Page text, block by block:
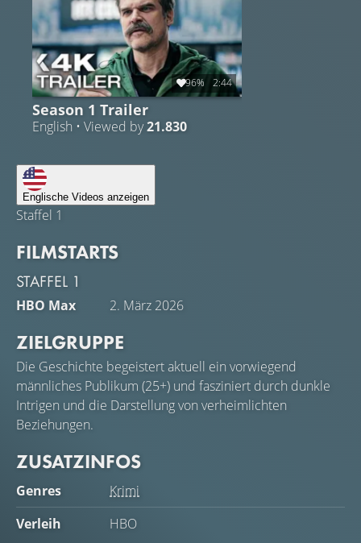
96% 2:44
Season 1 Trailer
English • Viewed by21.830
Englische Videos anzeigen
Staffel 1
FILMSTARTS
STAFFEL 1
HBO Max 2. März 2026
ZIELGRUPPE
Die Geschichte begeistert aktuell ein vorwiegend
männliches Publikum (25+) und fasziniert durch dunkle
Intrigen und die Darstellung von verheimlichten
Beziehungen.
ZUSATZINFOS
Genres
Krimi
Verleih
HBO